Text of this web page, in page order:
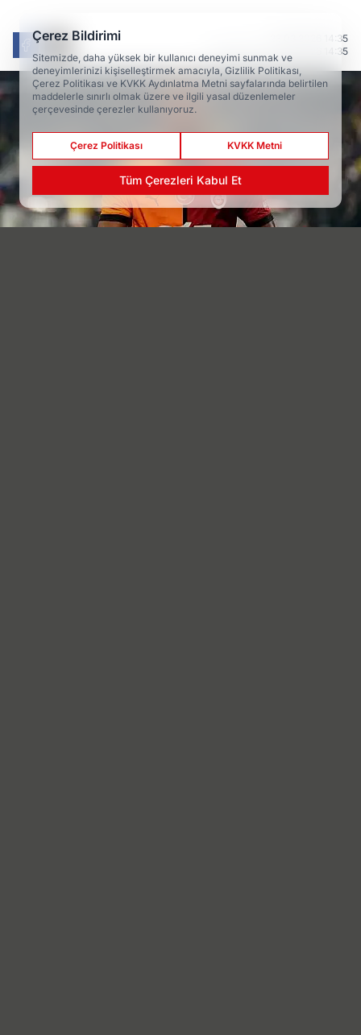
23.03.2026 14:35
Güncelleme: 23.03.2026 14:35
Çerez Bildirimi
Sitemizde, daha yüksek bir kullanıcı deneyimi sunmak ve
deneyimlerinizi kişiselleştirmek amacıyla, Gizlilik Politikası,
Çerez Politikası ve KVKK Aydınlatma Metni sayfalarında belirtilen
maddelerle sınırlı olmak üzere ve ilgili yasal düzenlemeler
çerçevesinde çerezler kullanıyoruz.
Çerez Politikası KVKK Metni
Tüm Çerezleri Kabul Et